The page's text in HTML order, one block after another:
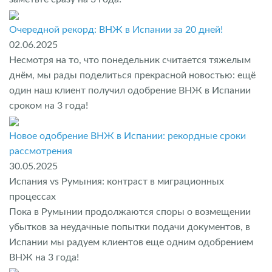
Очередной рекорд: ВНЖ в Испании за 20 дней!
02.06.2025
Несмотря на то, что понедельник считается тяжелым
днём, мы рады поделиться прекрасной новостью: ещё
один наш клиент получил одобрение ВНЖ в Испании
сроком на 3 года!
Новое одобрение ВНЖ в Испании: рекордные сроки
рассмотрения
30.05.2025
Испания vs Румыния: контраст в миграционных
процессах
Пока в Румынии продолжаются споры о возмещении
убытков за неудачные попытки подачи документов, в
Испании мы радуем клиентов еще одним одобрением
ВНЖ на 3 года!